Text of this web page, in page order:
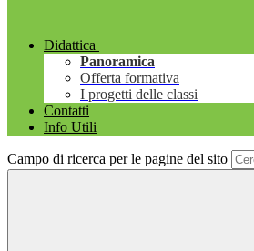
Didattica
Panoramica
Offerta formativa
I progetti delle classi
Contatti
Info Utili
Campo di ricerca per le pagine del sito